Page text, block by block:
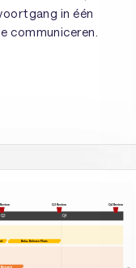
in één
communiceren.